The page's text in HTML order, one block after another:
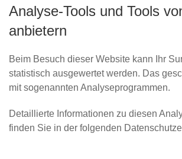
Analyse-Tools und Tools
anbietern
Beim Besuch dieser Website kann Ihr
statistisch ausgewertet werden. Das
mit sogenannten Analyseprogrammen.
Detaillierte Informationen zu diesen
finden Sie in der folgenden